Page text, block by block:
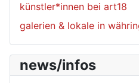
künstler*innen bei art18
galerien & lokale in
news/infos